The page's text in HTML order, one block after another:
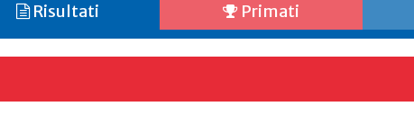
Risultati Primati